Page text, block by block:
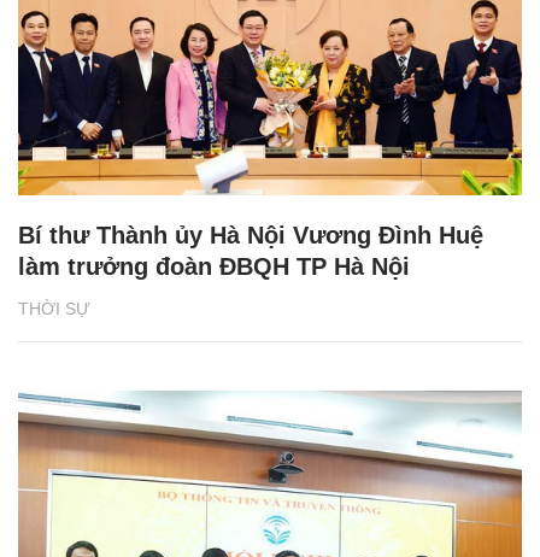
THỜI SỰ
Bí thư Thành ủy Hà Nội Vương Đình Huệ
làm trưởng đoàn ĐBQH TP Hà Nội